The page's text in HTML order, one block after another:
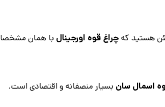
هستید کهچراغ قوه اورجینال با همان
اسمال سان بسیار منصفانه و اقتصادی است.